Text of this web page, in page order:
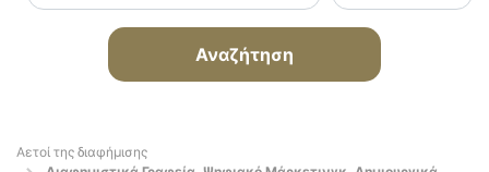
Αναζήτηση
Αετοί της διαφήμισης